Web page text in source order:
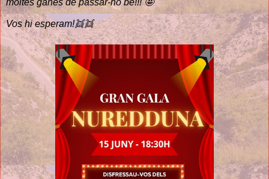
moltes ganes de passar-ho bé!!! 🤩
Vos hi esperam!👯👯